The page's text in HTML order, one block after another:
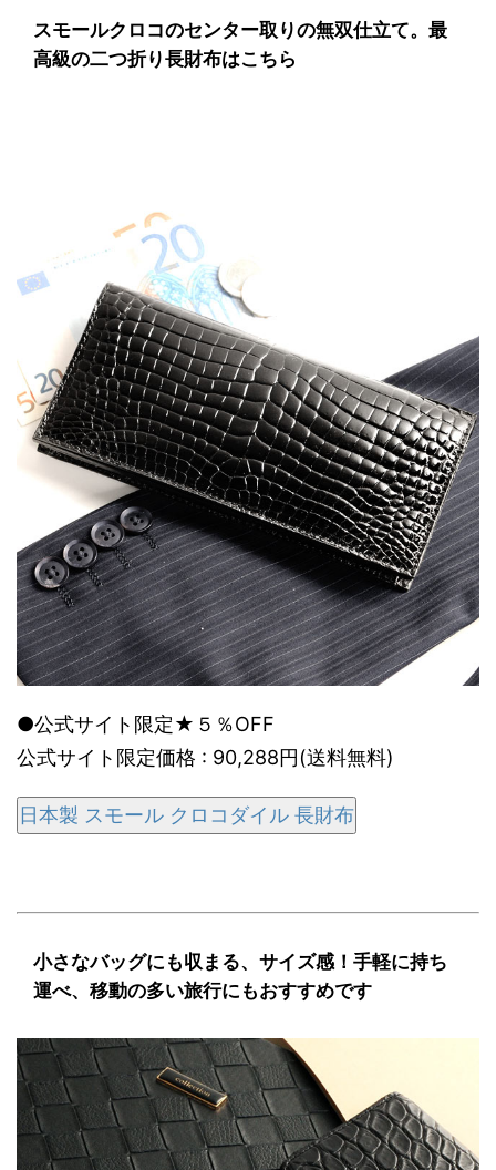
スモールクロコのセンター取りの無双仕立て。最
高級の二つ折り長財布はこちら
●公式サイト限定★５％OFF
公式サイト限定価格 : 90,288円(送料無料)
日本製 スモール クロコダイル 長財布
小さなバッグにも収まる、サイズ感！手軽に持ち
運べ、移動の多い旅行にもおすすめです